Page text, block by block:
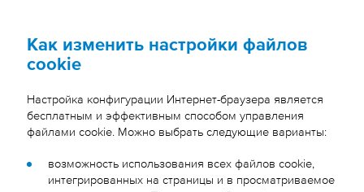
Как изменить настройки файлов
cookie
Настройка конфигурации Интернет-браузера является
бесплатным и эффективным способом управления
файлами cookie. Можно выбрать следующие варианты:
возможность использования всех файлов cookie,
интегрированных на страницы и в просматриваемое